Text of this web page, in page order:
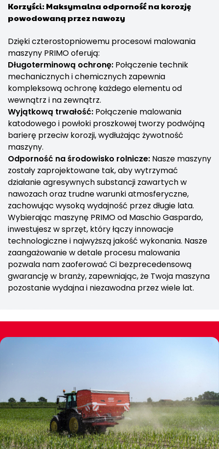
Korzyści: Maksymalna odporność na korozję
powodowaną przez nawozy
Dzięki czterostopniowemu procesowi malowania
maszyny PRIMO oferują:
Długoterminową ochronę: Połączenie technik
mechanicznych i chemicznych zapewnia
kompleksową ochronę każdego elementu od
wewnątrz i na zewnątrz.
Wyjątkową trwałość: Połączenie malowania
katodowego i powłoki proszkowej tworzy podwójną
barierę przeciw korozji, wydłużając żywotność
maszyny.
Odporność na środowisko rolnicze: Nasze maszyny
zostały zaprojektowane tak, aby wytrzymać
działanie agresywnych substancji zawartych w
nawozach oraz trudne warunki atmosferyczne,
zachowując wysoką wydajność przez długie lata.
Wybierając maszynę PRIMO od Maschio Gaspardo,
inwestujesz w sprzęt, który łączy innowacje
technologiczne i najwyższą jakość wykonania. Nasze
zaangażowanie w detale procesu malowania
pozwala nam zaoferować Ci bezprecedensową
gwarancję w branży, zapewniając, że Twoja maszyna
pozostanie wydajna i niezawodna przez wiele lat.